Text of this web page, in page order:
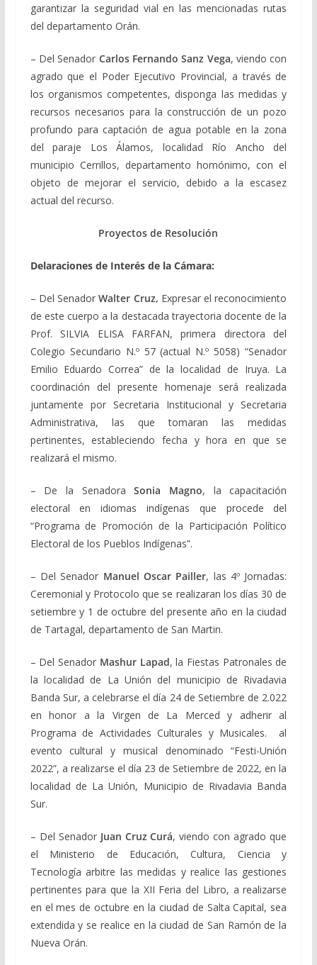
garantizar la seguridad vial en las mencionadas rutas
del departamento Orán.
– Del Senador Carlos Fernando Sanz Vega, viendo con
agrado que el Poder Ejecutivo Provincial, a través de
los organismos competentes, disponga las medidas y
recursos necesarios para la construcción de un pozo
profundo para captación de agua potable en la zona
del paraje Los Álamos, localidad Río Ancho del
municipio Cerrillos, departamento homónimo, con el
objeto de mejorar el servicio, debido a la escasez
actual del recurso.
Proyectos de Resolución
Delaraciones de Interés de la Cámara:
– Del SenadorWalter Cruz, Expresar el reconocimiento
de este cuerpo a la destacada trayectoria docente de la
Prof. SILVIA ELISA FARFAN, primera directora del
Colegio Secundario N.º 57 (actual N.º 5058) “Senador
Emilio Eduardo Correa” de la localidad de Iruya. La
coordinación del presente homenaje será realizada
juntamente por Secretaria Institucional y Secretaria
Administrativa, las que tomaran las medidas
pertinentes, estableciendo fecha y hora en que se
realizará el mismo.
– De la Senadora Sonia Magno, la capacitación
electoral en idiomas indígenas que procede del
“Programa de Promoción de la Participación Político
Electoral de los Pueblos Indígenas”.
– Del Senador Manuel Oscar Pailler, las 4º Jornadas:
Ceremonial y Protocolo que se realizaran los días 30 de
setiembre y 1 de octubre del presente año en la ciudad
de Tartagal, departamento de San Martin.
– Del Senador Mashur Lapad, la Fiestas Patronales de
la localidad de La Unión del municipio de Rivadavia
Banda Sur, a celebrarse el día 24 de Setiembre de 2.022
en honor a la Virgen de La Merced y adherir al
Programa de Actividades Culturales y Musicales. al
evento cultural y musical denominado “Festi-Unión
2022”, a realizarse el día 23 de Setiembre de 2022, en la
localidad de La Unión, Municipio de Rivadavia Banda
Sur.
– Del Senador Juan Cruz Curá, viendo con agrado que
el Ministerio de Educación, Cultura, Ciencia y
Tecnología arbitre las medidas y realice las gestiones
pertinentes para que la XII Feria del Libro, a realizarse
en el mes de octubre en la ciudad de Salta Capital, sea
extendida y se realice en la ciudad de San Ramón de la
Nueva Orán.